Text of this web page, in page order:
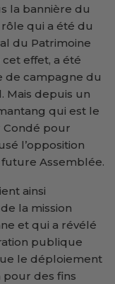
la bannière du
rôle qui a été du
du Patrimoine
effet, a été
campagne du
Mais depuis un
qui est le
Condé pour
l’opposition
Assemblée.
ainsi
la mission
et qui a révélé
publique
le déploiement
des fins